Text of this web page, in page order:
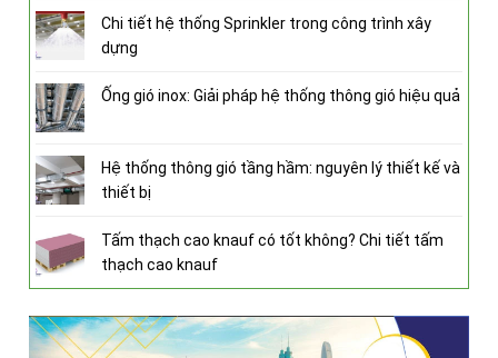
Chi tiết hệ thống Sprinkler trong công trình xây
dựng
Ống gió inox: Giải pháp hệ thống thông gió hiệu quả
Hệ thống thông gió tầng hầm: nguyên lý thiết kế và
thiết bị
Tấm thạch cao knauf có tốt không? Chi tiết tấm
thạch cao knauf